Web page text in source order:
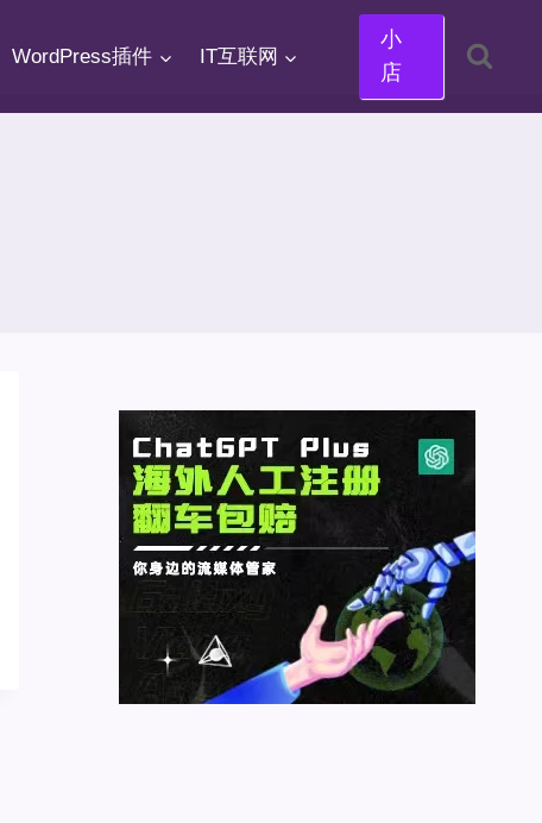
WordPress插件 IT互联网
小
店